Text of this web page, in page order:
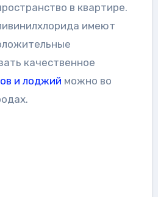
в квартире.
имеют
качественное
и лоджий можно во